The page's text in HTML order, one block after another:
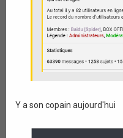
Y a son copain aujourd'hui